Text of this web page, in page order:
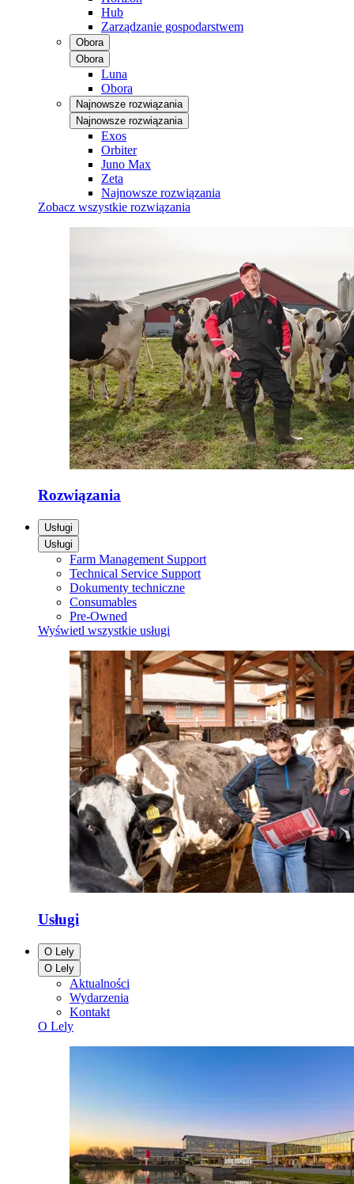
Hub
Zarządzanie gospodarstwem
Obora
Obora
Luna
Obora
Najnowsze rozwiązania
Najnowsze rozwiązania
Exos
Orbiter
Juno Max
Zeta
Najnowsze rozwiązania
Zobacz wszystkie rozwiązania
Rozwiązania
Usługi
Usługi
Farm Management Support
Technical Service Support
Dokumenty techniczne
Consumables
Pre-Owned
Wyświetl wszystkie usługi
Usługi
O Lely
O Lely
Aktualności
Wydarzenia
Kontakt
O Lely